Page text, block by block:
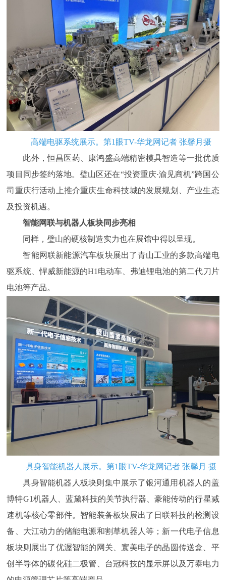
高端电驱系统展示。第1眼TV-华龙网记者 张馨月摄
此外，恒昌医药、康鸿盛高端精密模具智造等一批优质
项目同步签约落地。璧山区还在“投资重庆·渝见商机”跨国公
司重庆行活动上推介重庆生命科技城的发展规划、产业生态
及投资机遇。
智能网联与机器人板块同步亮相
同样，璧山的硬核制造实力也在展馆中得以呈现。
智能网联新能源汽车板块展出了青山工业的多款高端电
驱系统、悍威新能源的H1电动车、弗迪锂电池的第二代刀片
电池等产品。
具身智能机器人展示。第1眼TV-华龙网记者 张馨月 摄
具身智能机器人板块则集中展示了银河通用机器人的盖
博特G1机器人、蓝黛科技的关节执行器、豪能传动的行星减
速机等核心零部件。智能装备板块展出了日联科技的检测设
备、大江动力的储能电源和割草机器人等；新一代电子信息
板块则展出了优渥智能的网关、寰美电子的晶圆传送盒、平
创半导体的碳化硅二极管、台冠科技的显示屏以及万泰电力